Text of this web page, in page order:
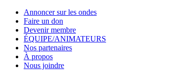
Annoncer sur les ondes
Faire un don
Devenir membre
ÉQUIPE/ANIMATEURS
Nos partenaires
À propos
Nous joindre